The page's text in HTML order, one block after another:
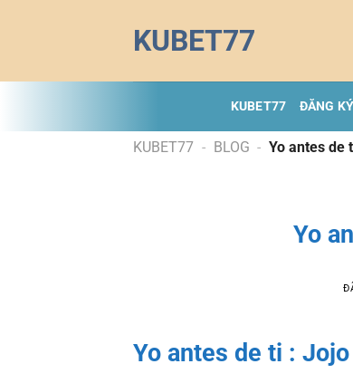
dung
KUBET77
KUBET77 ĐĂNG
KUBET77 - BLOG - Yo antes de
Yo
Yo antes de ti :